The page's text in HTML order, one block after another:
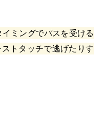
ミングでパスを受ける
トタッチで逃げたりす